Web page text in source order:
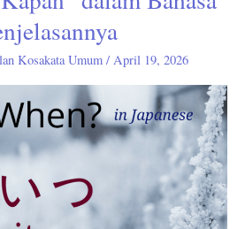
Kosakata Umum / April 19, 2026